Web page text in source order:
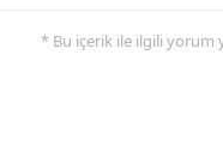
* Bu içerik ile ilgili yorum